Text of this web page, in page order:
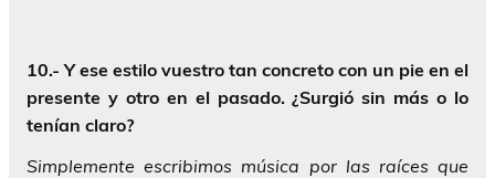
10.- Y ese estilo vuestro tan concreto con un pie en el
presente y otro en el pasado. ¿Surgió sin más o lo
tenían claro?
Simplemente escribimos música por las raíces que